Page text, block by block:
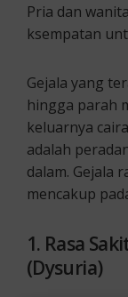
Pria dan
ksempatan
Gejala yang
hingga parah
keluarnya
adalah
dalam. Gejala
mencakup
1. Rasa
(Dysuria)